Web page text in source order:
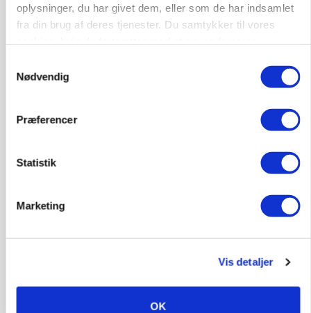
oplysninger, du har givet dem, eller som de har indsamlet
fra din brug af deres tjenester. Du samtykker til vores
Nødvendig
Præferencer
Statistik
Marketing
Vis detaljer
OK
i samarbejde med
Grise
6950, Ringkøbing 06. aug.
Rørlægger / håndmand søges til